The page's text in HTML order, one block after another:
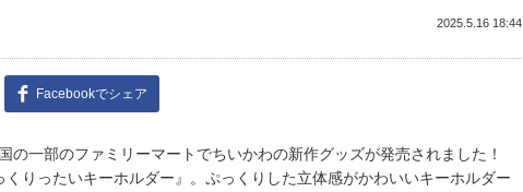
2025.5.16 18:44
Facebookでシェア
の一部のファミリーマートでちいかわの新作グッズが発売されました！
くりったいキーホルダー』。ぷっくりした立体感がかわいいキーホルダー